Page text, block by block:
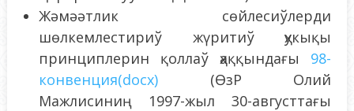
Жәмәәтлик сөйлесиўлерди
шөлкемлестириў жүритиў ҳукықы
принциплерин қоллаў ҳаққындағы 98-
конвенция(docx)(ӨзР Олий
Мажлисиниң 1997-жыл 30-августтағы